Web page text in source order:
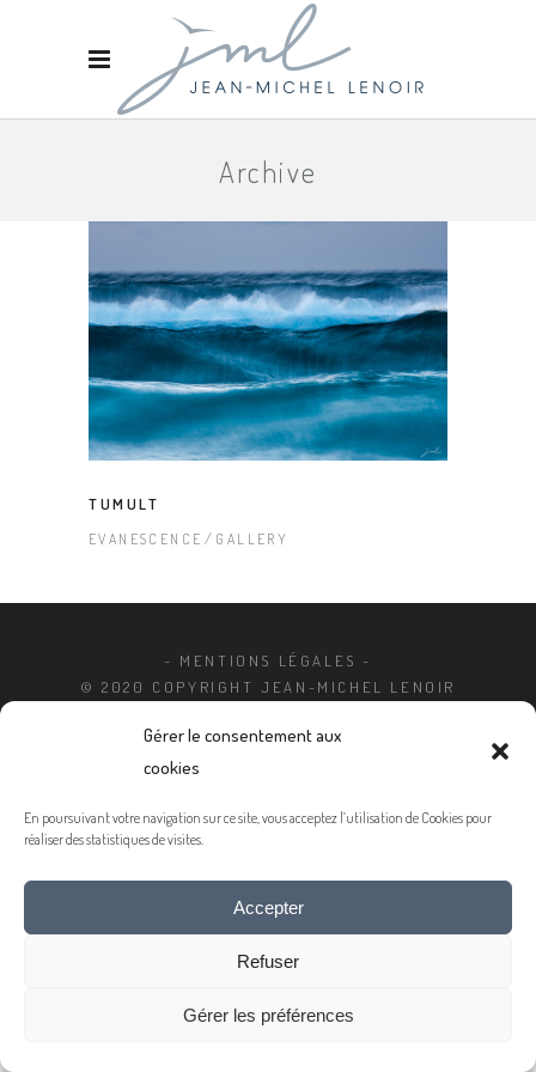
Gérer le consentement aux
cookies
En poursuivant votre navigation sur ce site, vous acceptez l’utilisation de Cookies pour
réaliser des statistiques de visites.
Accepter
Refuser
Gérer les préférences
Archive
TUMULT
EVANESCENCE GALLERY
- MENTIONS LÉGALES -
© 2020 COPYRIGHT JEAN-MICHEL LENOIR